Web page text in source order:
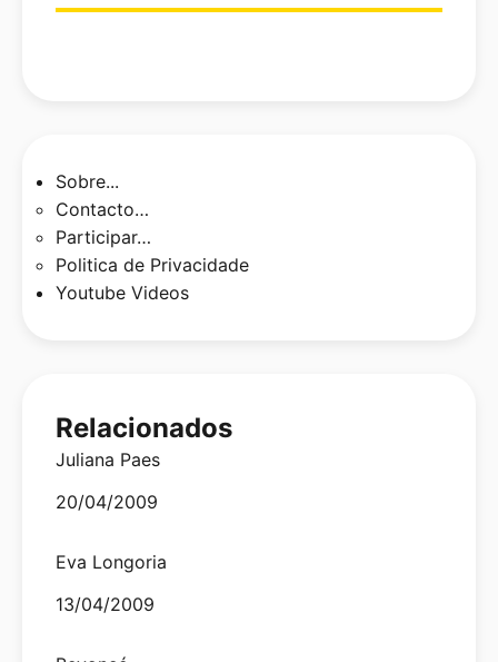
Sobre...
Contacto…
Participar…
Politica de Privacidade
Youtube Videos
Relacionados
Juliana Paes
Date
20/04/2009
Eva Longoria
Date
13/04/2009